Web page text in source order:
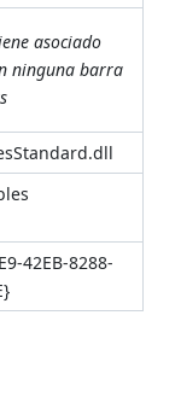
asociado
ninguna barra
42EB-8288-